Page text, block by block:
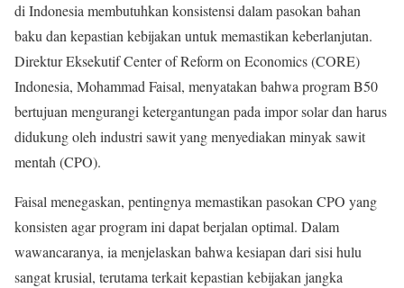
di Indonesia membutuhkan konsistensi dalam pasokan bahan
baku dan kepastian kebijakan untuk memastikan keberlanjutan.
Direktur Eksekutif Center of Reform on Economics (CORE)
Indonesia, Mohammad Faisal, menyatakan bahwa program B50
bertujuan mengurangi ketergantungan pada impor solar dan harus
didukung oleh industri sawit yang menyediakan minyak sawit
mentah (CPO).
Faisal menegaskan, pentingnya memastikan pasokan CPO yang
konsisten agar program ini dapat berjalan optimal. Dalam
wawancaranya, ia menjelaskan bahwa kesiapan dari sisi hulu
sangat krusial, terutama terkait kepastian kebijakan jangka